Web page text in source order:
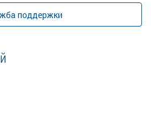
поддержки